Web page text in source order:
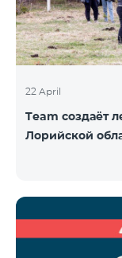
22 April
Team создаёт
Лорийской